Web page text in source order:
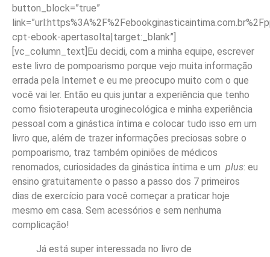
button_block=”true”
cpt-ebook-apertasolta|target:_blank”]
[vc_column_text]Eu decidi, com a minha equipe, escrever
este livro de pompoarismo porque vejo muita informação
errada pela Internet e eu me preocupo muito com o que
você vai ler. Então eu quis juntar a experiência que tenho
como fisioterapeuta uroginecológica e minha experiência
pessoal com a ginástica íntima e colocar tudo isso em um
livro que, além de trazer informações preciosas sobre o
pompoarismo, traz também opiniões de médicos
renomados, curiosidades da ginástica íntima e um plus: eu
ensino gratuitamente o passo a passo dos 7 primeiros
dias de exercício para você começar a praticar hoje
mesmo em casa. Sem acessórios e sem nenhuma
complicação!
Já está super interessada no livro de